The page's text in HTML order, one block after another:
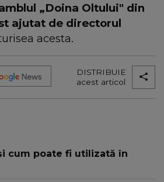
„Doina Oltului" din
ajutat de directorul
acesta.
DISTRIBUIE
acest articol
cum poate fi utilizată în